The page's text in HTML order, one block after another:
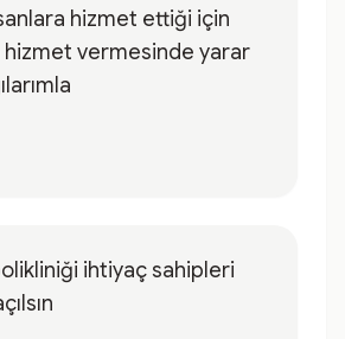
hizmet ettiği için
hizmet vermesinde yarar
ihtiyaç sahipleri